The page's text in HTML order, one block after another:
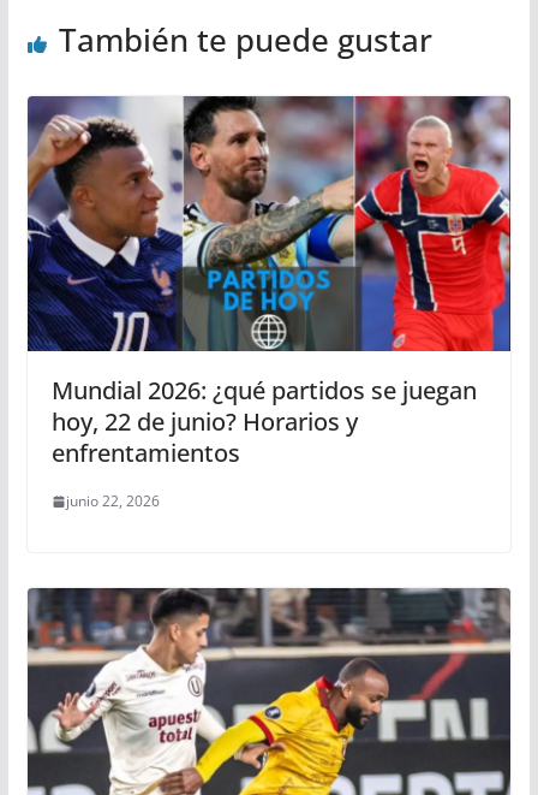
También te puede gustar
Mundial 2026: ¿qué partidos se juegan
hoy, 22 de junio? Horarios y
enfrentamientos
junio 22, 2026